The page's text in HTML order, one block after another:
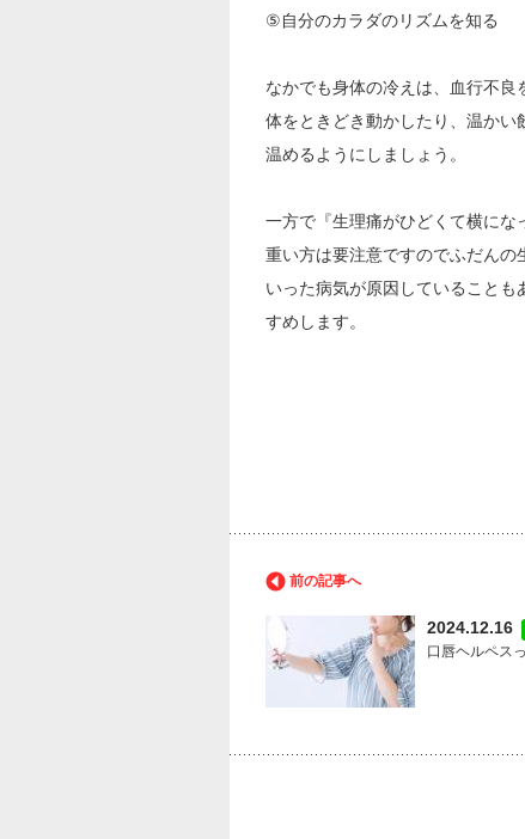
⑤自分のカラダのリズムを知る
なかでも身体の冷えは、血行不
体をときどき動かしたり、温か
温めるようにしましょう。
一方で『生理痛がひどくて横に
重い方は要注意ですのでふだんの
いった病気が原因していること
すめします。
前の記事へ
2024.12.16
口唇ヘルペス